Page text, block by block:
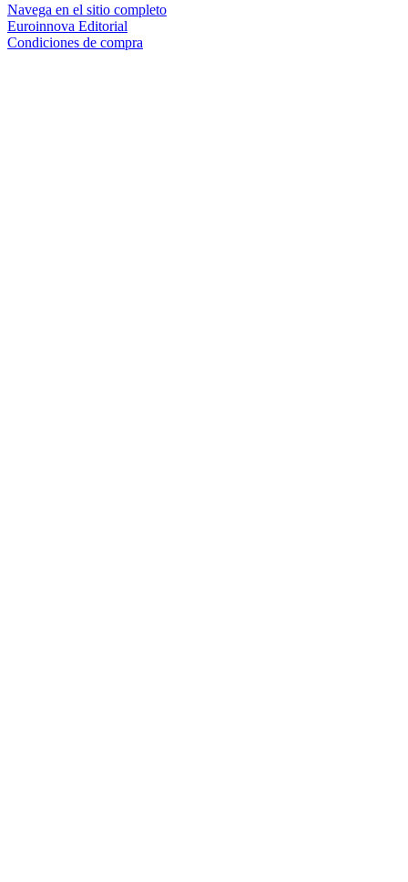
Navega en el sitio completo
Euroinnova Editorial
Condiciones de compra